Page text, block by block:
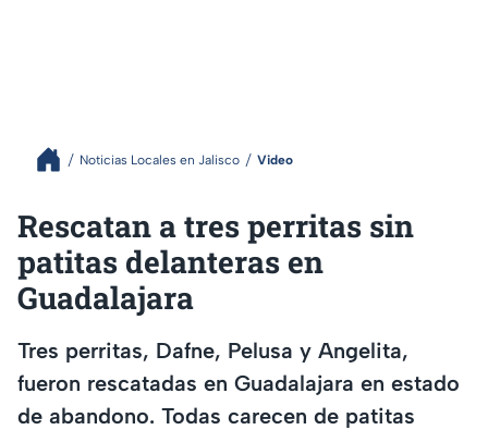
Noticias Locales en Jalisco Video
Rescatan a tres perritas sin
patitas delanteras en
Guadalajara
Tres perritas, Dafne, Pelusa y Angelita,
fueron rescatadas en Guadalajara en estado
de abandono. Todas carecen de patitas